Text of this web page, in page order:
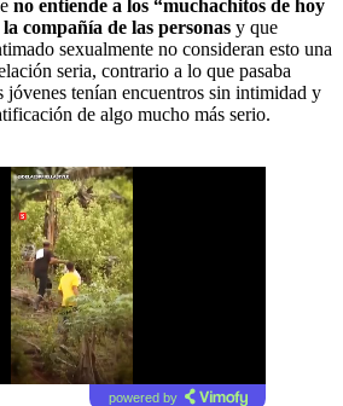
no entiende a los “muchachitos de hoy
compañía de las personas y que
sexualmente no consideran esto una
seria, contrario a lo que pasaba
jóvenes tenían encuentros sin intimidad y
de algo mucho más serio.
powered by